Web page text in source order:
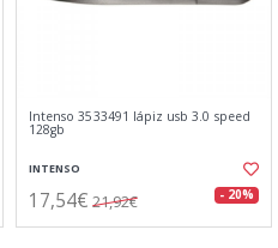
Intenso 3533491 lápiz usb 3.0 speed
128gb
INTENSO
17,54€ 21,92€ - 20%